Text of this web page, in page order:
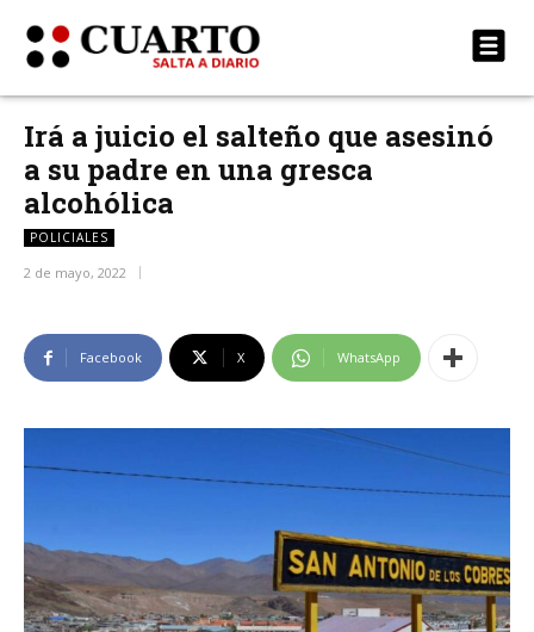
Irá a juicio el salteño que asesinó
a su padre en una gresca
alcohólica
POLICIALES
2 de mayo, 2022
Facebook X WhatsApp